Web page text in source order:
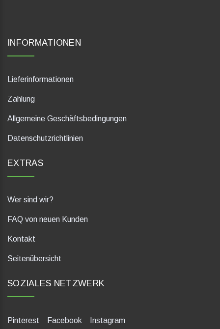
INFORMATIONEN
Lieferinformationen
Zahlung
Allgemeine Geschäftsbedingungen
Datenschutzrichtlinien
EXTRAS
Wer sind wir?
FAQ von neuen Kunden
Kontakt
Seitenübersicht
SOZIALES NETZWERK
Pinterest Facebook Instagram